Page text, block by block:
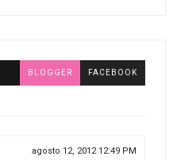
BLOGGER FACEBOOK
agosto 12, 2012 12:49 PM